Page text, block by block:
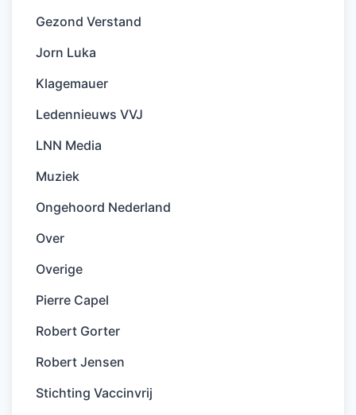
Gezond Verstand
Jorn Luka
Klagemauer
Ledennieuws VVJ
LNN Media
Muziek
Ongehoord Nederland
Over
Overige
Pierre Capel
Robert Gorter
Robert Jensen
Stichting Vaccinvrij